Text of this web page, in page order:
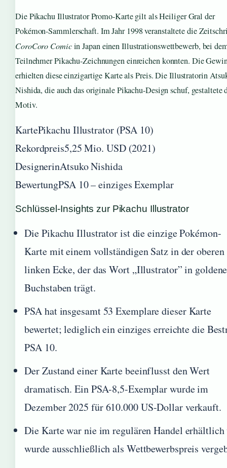
Die Pikachu Illustrator Promo-Karte gilt als Heiliger Gral der
Pokémon-Sammlerschaft. Im Jahr 1998 veranstaltete die
CoroCoro Comicin Japan einen Illustrationswettbewerb, bei
Teilnehmer Pikachu-Zeichnungen einreichen konnten. Die
erhielten diese einzigartige Karte als Preis. Die Illustratorin
Nishida, die auch das originale Pikachu-Design schuf, gestaltete
Motiv.
KartePikachu Illustrator (PSA 10)
Rekordpreis5,25 Mio. USD (2021)
DesignerinAtsuko Nishida
BewertungPSA 10 – einziges Exemplar
Schlüssel-Insights zur Pikachu Illustrator
Die Pikachu Illustrator ist die einzige Pokémon-
Karte mit einem vollständigen Satz in der oberen
linken Ecke, der das Wort „Illustrator” in
Buchstaben trägt.
PSA hat insgesamt 53 Exemplare dieser Karte
bewertet; lediglich ein einziges erreichte die
PSA 10.
Der Zustand einer Karte beeinflusst den Wert
dramatisch. Ein PSA-8,5-Exemplar wurde im
Dezember 2025 für 610.000 US-Dollar verkauft.
Die Karte war nie im regulären Handel erhältlich
wurde ausschließlich als Wettbewerbspreis